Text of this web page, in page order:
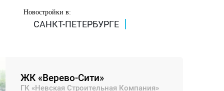
Новостройки в:
САНКТ-ПЕТЕРБУРГЕ
ЖК «Верево-Сити»
ГК «Невская Строительная Компания»